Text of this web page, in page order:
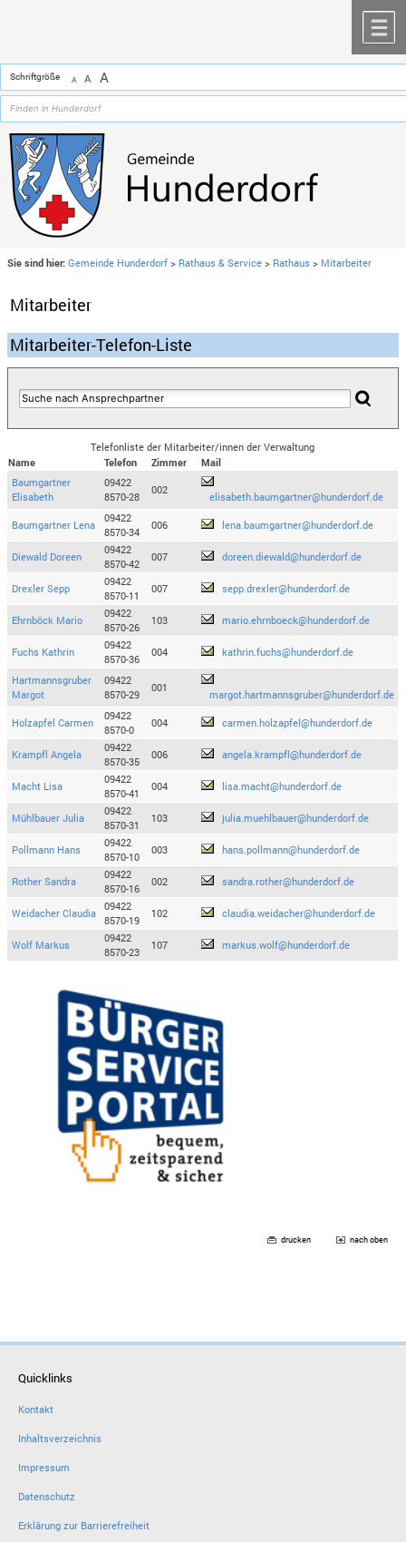
Schriftgröße A A A
Sie sind hier: Gemeinde Hunderdorf > Rathaus & Service > Rathaus > Mitarbeiter
Mitarbeiter
Mitarbeiter-Telefon-Liste
Telefonliste der Mitarbeiter/innen der Verwaltung
Name
Telefon Zimmer
Mail
Baumgartner
Elisabeth
09422
8570-28
002
elisabeth.baumgartner@hunderdorf.de
Baumgartner Lena
09422
8570-34
006 lena.baumgartner@hunderdorf.de
Diewald Doreen
09422
8570-42
007 doreen.diewald@hunderdorf.de
Drexler Sepp
09422
8570-11
007 sepp.drexler@hunderdorf.de
Ehrnböck Mario
09422
8570-26
103 mario.ehrnboeck@hunderdorf.de
Fuchs Kathrin
09422
8570-36
004 kathrin.fuchs@hunderdorf.de
Hartmannsgruber
Margot
09422
8570-29
001
margot.hartmannsgruber@hunderdorf.de
Holzapfel Carmen
09422
8570-0
004 carmen.holzapfel@hunderdorf.de
Krampfl Angela
09422
8570-35
006 angela.krampfl@hunderdorf.de
Macht Lisa
09422
8570-41
004 lisa.macht@hunderdorf.de
Mühlbauer Julia
09422
8570-31
103 julia.muehlbauer@hunderdorf.de
Pollmann Hans
09422
8570-10
003 hans.pollmann@hunderdorf.de
Rother Sandra
09422
8570-16
002 sandra.rother@hunderdorf.de
Weidacher Claudia
09422
8570-19
102 claudia.weidacher@hunderdorf.de
Wolf Markus
09422
8570-23
107 markus.wolf@hunderdorf.de
drucken nach oben
Quicklinks
Kontakt
Inhaltsverzeichnis
Impressum
Datenschutz
Erklärung zur Barrierefreiheit